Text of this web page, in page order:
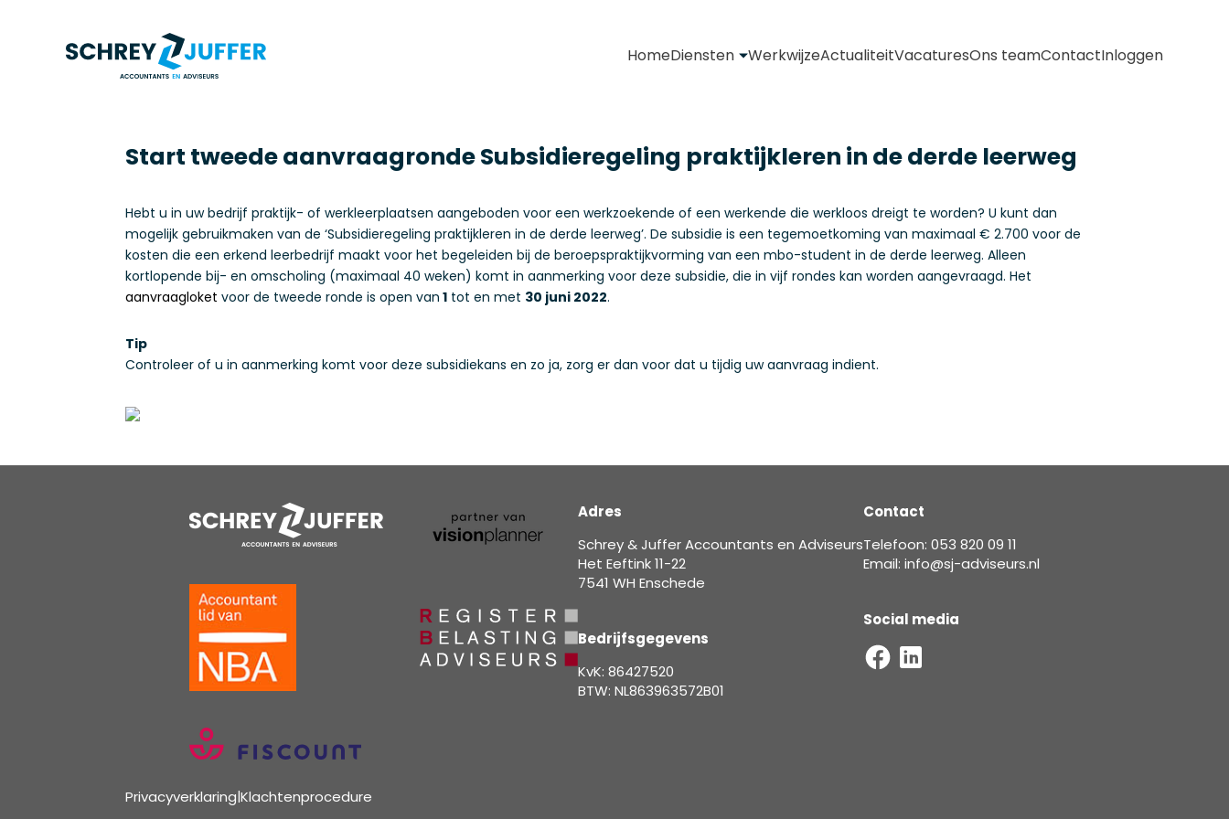
HomeDiensten WerkwijzeActualiteitVacaturesOns teamContactInloggen
Start tweede aanvraagronde Subsidieregeling praktijkleren in de derde leerweg
Hebt u in uw bedrijf praktijk- of werkleerplaatsen aangeboden voor een werkzoekende of een werkende die werkloos dreigt te worden? U kunt dan
mogelijk gebruikmaken van de ‘Subsidieregeling praktijkleren in de derde leerweg’. De subsidie is een tegemoetkoming van maximaal € 2.700 voor de
kosten die een erkend leerbedrijf maakt voor het begeleiden bij de beroepspraktijkvorming van een mbo-student in de derde leerweg. Alleen
kortlopende bij- en omscholing (maximaal 40 weken) komt in aanmerking voor deze subsidie, die in vijf rondes kan worden aangevraagd. Het
aanvraagloket voor de tweede ronde is open van 1 tot en met 30 juni 2022.
Tip
Controleer of u in aanmerking komt voor deze subsidiekans en zo ja, zorg er dan voor dat u tijdig uw aanvraag indient.
Adres
Schrey & Juffer Accountants en Adviseurs
Het Eeftink 11-22
7541 WH Enschede
Bedrijfsgegevens
KvK: 86427520
BTW: NL863963572B01
Contact
Telefoon: 053 820 09 11
Email: info@sj-adviseurs.nl
Social media
Privacyverklaring|Klachtenprocedure